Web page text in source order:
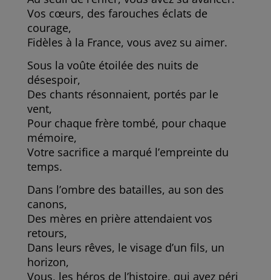
Vos cœurs, des farouches éclats de
courage,
Fidèles à la France, vous avez su aimer.
Sous la voûte étoilée des nuits de
désespoir,
Des chants résonnaient, portés par le
vent,
Pour chaque frère tombé, pour chaque
mémoire,
Votre sacrifice a marqué l’empreinte du
temps.
Dans l’ombre des batailles, au son des
canons,
Des mères en prière attendaient vos
retours,
Dans leurs rêves, le visage d’un fils, un
horizon,
Vous, les héros de l’histoire, qui avez péri